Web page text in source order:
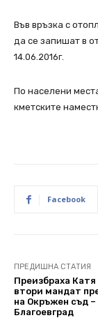
Във връзка с
да се запишат в
14.06.2016г.
По населени
кметските
Facebook
ПРЕДИШНА СТАТИЯ
Преизбраха Катя
втори мандат
на Окръжен съд –
Благоевград